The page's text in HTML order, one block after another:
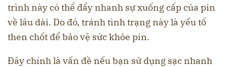
trình này có thể đẩy nhanh sự xuống cấp của pin
về lâu dài. Do đó, tránh tình trạng này là yếu tố
then chốt để bảo vệ sức khỏe pin.
Đây chính là vấn đề nếu bạn sử dụng sạc nhanh